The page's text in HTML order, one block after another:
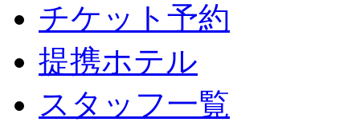
チケット予約
提携ホテル
スタッフ一覧